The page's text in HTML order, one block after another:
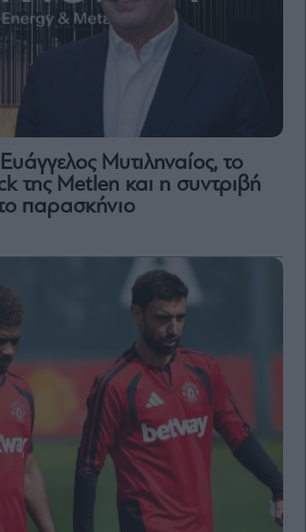
Μυτιληναίος, το
της Μetlen και η συντριβή
παρασκήνιο